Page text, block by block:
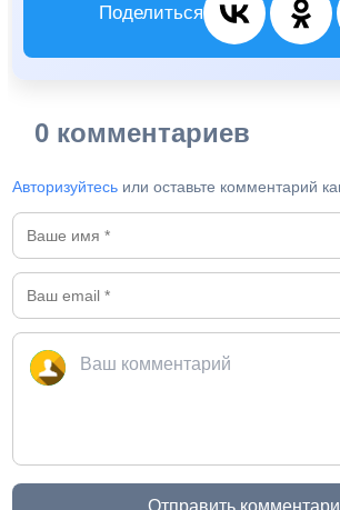
Поделиться
0 комментариев
Авторизуйтесь или оставьте комментарий
Отправить